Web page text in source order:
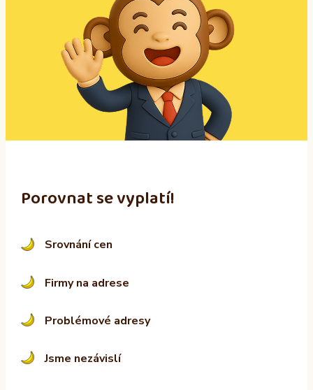
:
Porovnat se vyplatí!
Srovnání cen
Firmy na adrese
Problémové adresy
Jsme nezávislí